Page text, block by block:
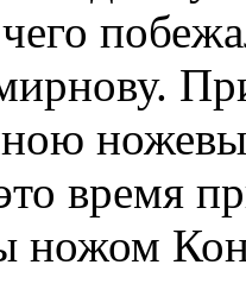
время
ножом